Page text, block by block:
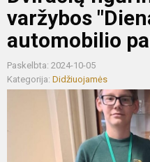
varžybos
automobilio
Paskelbta: 2024-10-05
Kategorija: Didžiuojamės